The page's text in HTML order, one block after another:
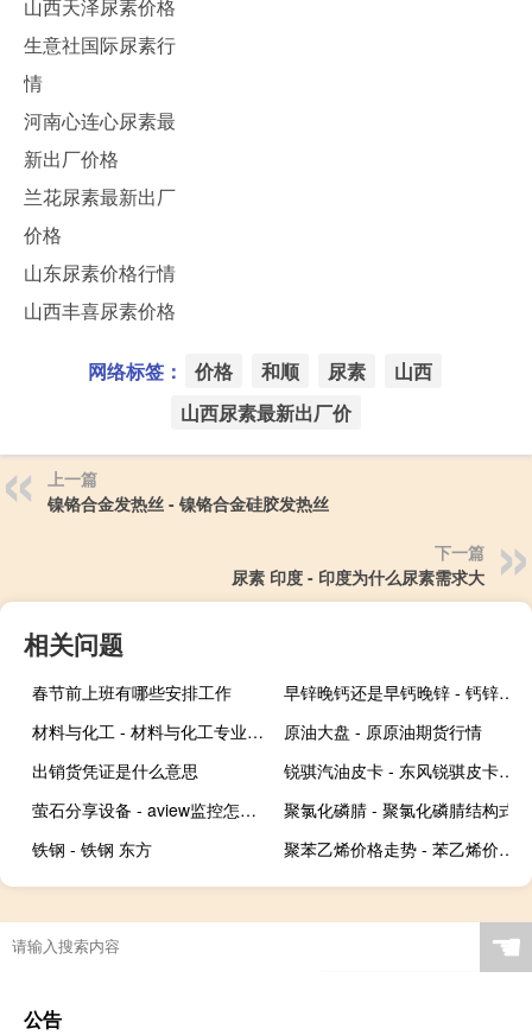
山西天泽尿素价格
生意社国际尿素行
情
河南心连心尿素最
新出厂价格
兰花尿素最新出厂
价格
山东尿素价格行情
山西丰喜尿素价格
网络标签： 价格 和顺 尿素
山西
山西尿素最新出厂价
上一篇
镍铬合金发热丝 - 镍铬合金硅胶发热丝
下一篇
尿素 印度 - 印度为什么尿素需求大
相关问题
春节前上班有哪些安排工作
早锌晚钙还是早钙晚锌 - 钙锌口服液和早锌晚钙
材料与化工 - 材料与化工专业硕士
原油大盘 - 原原油期货行情
出销货凭证是什么意思
锐骐汽油皮卡 - 东风锐骐皮卡报价
萤石分享设备 - aview监控怎么分享设备
聚氯化磷腈 - 聚氯化磷腈结构式
铁钢 - 铁钢 东方
聚苯乙烯价格走势 - 苯乙烯价格行情走势图
☚
公告